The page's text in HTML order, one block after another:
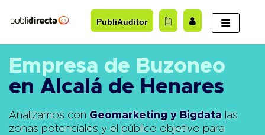
al
PubliAuditor
Empresa de Buzoneo
en Alcalá de Henares
Analizamos con Geomarketing y Bigdatalas
zonas potenciales y el público objetivo para